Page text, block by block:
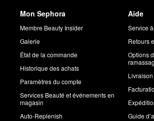
Mon Sephora
Membre Beauty Insider
Galerie
État de la commande
Historique des achats
Paramètres du compte
Services Beauté et événements en
magasin
Auto-Replenish
Aide
Service
Retours
Options
Livraison
Guide